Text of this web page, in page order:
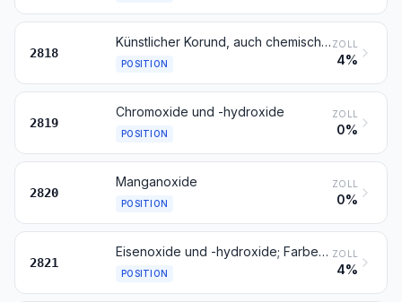
2818
Künstlicher Korund, auch chemisch nicht einheitlich; Aluminiumoxid; Aluminiumhydroxid
POSITION
ZOLL
4%
2819
Chromoxide und -hydroxide
POSITION
ZOLL
0%
2820
Manganoxide
POSITION
ZOLL
0%
2821
Eisenoxide und -hydroxide; Farberden mit einem Gehalt an gebundenem Eisen von 70 GHT oder mehr, berechnet als Fe2O3
POSITION
ZOLL
4%